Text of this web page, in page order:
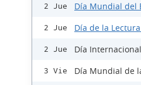
2 Jue Día Mundial del
2 Jue Día de la
2 Jue Día
3 Vie Día Mundial de